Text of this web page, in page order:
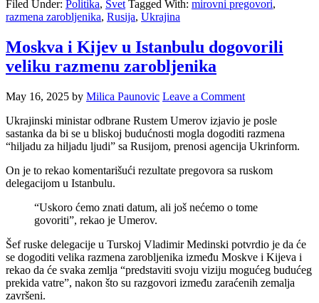
Filed Under: Politika, Svet Tagged With: mirovni pregovori,
razmena zarobljenika, Rusija, Ukrajina
Moskva i Kijev u Istanbulu dogovorili
veliku razmenu zarobljenika
May 16, 2025 by Milica Paunovic Leave a Comment
Ukrajinski ministar odbrane Rustem Umerov izjavio je posle
sastanka da bi se u bliskoj budućnosti mogla dogoditi razmena
“hiljadu za hiljadu ljudi” sa Rusijom, prenosi agencija Ukrinform.
On je to rekao komentarišući rezultate pregovora sa ruskom
delegacijom u Istanbulu.
“Uskoro ćemo znati datum, ali još nećemo o tome
govoriti”, rekao je Umerov.
Šef ruske delegacije u Turskoj Vladimir Medinski potvrdio je da će
se dogoditi velika razmena zarobljenika između Moskve i Kijeva i
rekao da će svaka zemlja “predstaviti svoju viziju mogućeg budućeg
prekida vatre”, nakon što su razgovori između zaraćenih zemalja
završeni.